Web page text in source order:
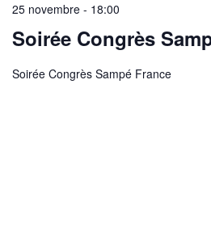
Soirée Congrès
25 novembre - 18:00
Soirée Congrès Sampé France